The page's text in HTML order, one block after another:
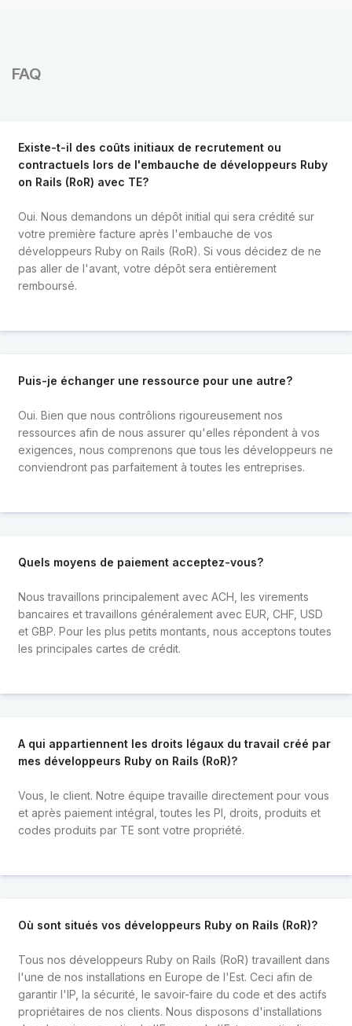
FAQ
Existe-t-il des coûts initiaux de recrutement ou
contractuels lors de l'embauche de développeurs Ruby
on Rails (RoR) avec TE?
Oui. Nous demandons un dépôt initial qui sera crédité sur
votre première facture après l'embauche de vos
développeurs Ruby on Rails (RoR). Si vous décidez de ne
pas aller de l'avant, votre dépôt sera entièrement
remboursé.
Puis-je échanger une ressource pour une autre?
Oui. Bien que nous contrôlions rigoureusement nos
ressources afin de nous assurer qu'elles répondent à vos
exigences, nous comprenons que tous les développeurs ne
conviendront pas parfaitement à toutes les entreprises.
Quels moyens de paiement acceptez-vous?
Nous travaillons principalement avec ACH, les virements
bancaires et travaillons généralement avec EUR, CHF, USD
et GBP. Pour les plus petits montants, nous acceptons toutes
les principales cartes de crédit.
A qui appartiennent les droits légaux du travail créé par
mes développeurs Ruby on Rails (RoR)?
Vous, le client. Notre équipe travaille directement pour vous
et après paiement intégral, toutes les PI, droits, produits et
codes produits par TE sont votre propriété.
Où sont situés vos développeurs Ruby on Rails (RoR)?
Tous nos développeurs Ruby on Rails (RoR) travaillent dans
l'une de nos installations en Europe de l'Est. Ceci afin de
garantir l'IP, la sécurité, le savoir-faire du code et des actifs
propriétaires de nos clients. Nous disposons d'installations